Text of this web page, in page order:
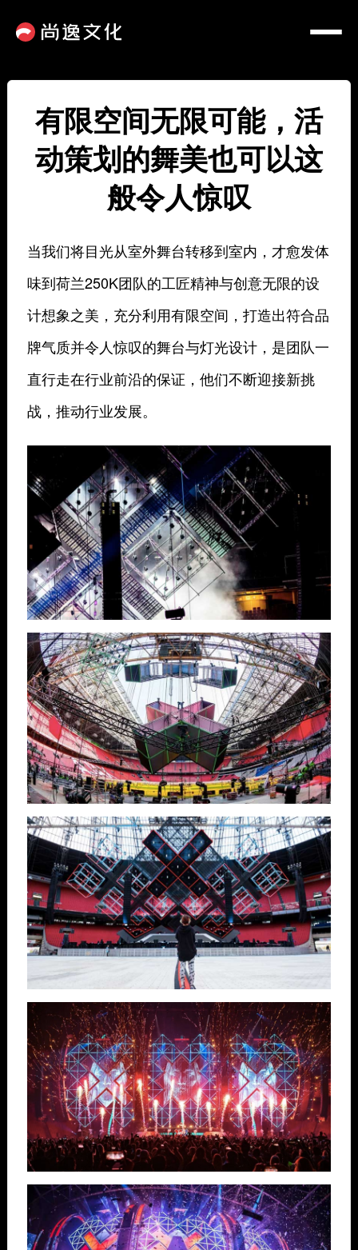
有限空间无限可能，活
动策划的舞美也可以这
般令人惊叹
当我们将目光从室外舞台转移到室内，才愈发体
味到荷兰250K团队的工匠精神与创意无限的设
计想象之美，充分利用有限空间，打造出符合品
牌气质并令人惊叹的舞台与灯光设计，是团队一
直行走在行业前沿的保证，他们不断迎接新挑
战，推动行业发展。